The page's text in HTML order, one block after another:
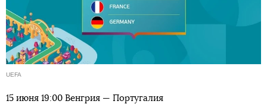
UEFA
15 июня 19:00 Венгрия — Португалия